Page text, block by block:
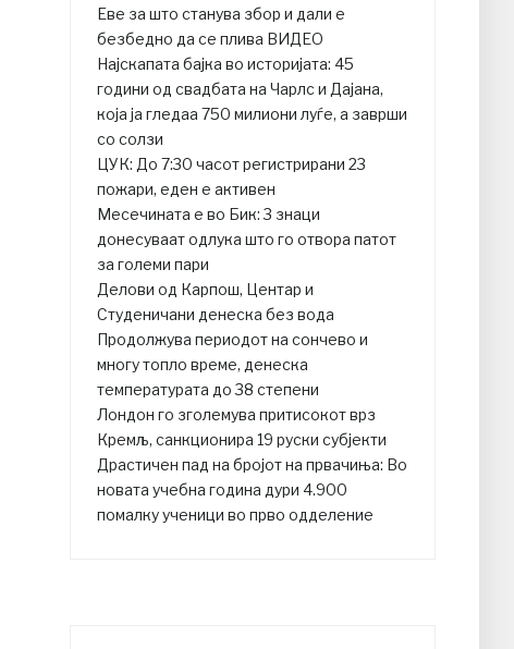
Еве за што станува збор и дали е
безбедно да се плива ВИДЕО
Најскапата бајка во историјата: 45
години од свадбата на Чарлс и Дајана,
која ја гледаа 750 милиони луѓе, а заврши
со солзи
ЦУК: До 7:30 часот регистрирани 23
пожари, еден е активен
Месечината е во Бик: 3 знаци
донесуваат одлука што го отвора патот
за големи пари
Делови од Карпош, Центар и
Студеничани денеска без вода
Продолжува периодот на сончево и
многу топло време, денеска
температурата до 38 степени
Лондон го зголемува притисокот врз
Кремљ, санкционира 19 руски субјекти
Драстичен пад на бројот на првачиња: Во
новата учебна година дури 4.900
помалку ученици во прво одделение